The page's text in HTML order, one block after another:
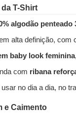
T-Shirt
algodão penteado
alta definição, com
baby look feminina
com ribana
usar no dia a dia, no
e Caimento